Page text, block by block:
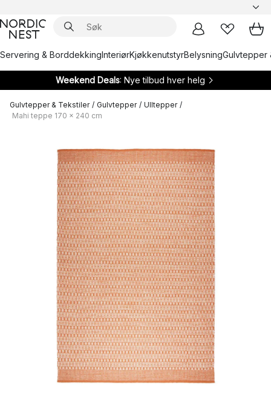
Servering & BorddekkingInteriørKjøkkenutstyrBelysningGulvtepper
Weekend Deals: Nye tilbud hver helg
Gulvtepper & Tekstiler / Gulvtepper / Ulltepper /
Mahi teppe 170 x 240 cm